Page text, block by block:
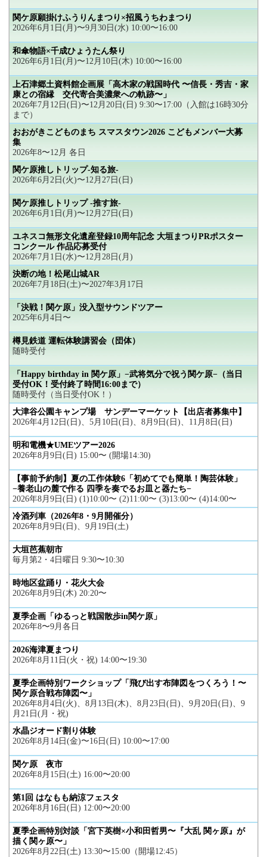
関ケ原願掛けふうりんまつり×招風うちわまつり
2026年6月1日(月)〜9月30日(水) 10:00〜16:00
和傘物語×千成ひょうたん祭り
2026年6月1日(月)〜12月10日(木) 10:00〜16:00
上石津郷土資料館企画展「高木家の戦国時代 〜信長・秀吉・家
康との宿縁 交代寄合美濃衆への軌跡〜」
2026年7月12日(日)〜12月20日(日) 9:30〜17:00（入館は16時30分
まで）
おおがきこどものまち スマスタウン2026 こどもメンバー大募
集
2026年8〜12月 各日
関ケ原推しトリップ-知る旅-
2026年6月2日(火)〜12月27日(日)
関ケ原推しトリップ -推す旅-
2026年6月1日(月)〜12月27日(日)
ユネスコ無形文化遺産登録10周年記念 大垣まつりPRポスター
コンクール 作品応募受付
2026年7月1日(水)〜12月28日(月)
決断の地！松尾山城AR
2026年7月18日(土)〜2027年3月17日
「決戦！関ケ原」没入型サウンドツアー
2025年6月4日〜
樽見鉄道 運転体験講習会（団体）
随時受付
「Happy birthday in 関ケ原」−武将気分で祝う関ケ原−（当日
受付OK！受付終了時間16:00まで）
随時受付（当日受付OK！）
大津谷公園キャンプ場 サンデーマーケット【出店者募集中】
2026年4月12日(日)、5月10日(日)、8月9日(日)、11月8日(日)
明和電機★UMEツアー2026
2026年8月9日(日) 15:00〜 (開場14:30)
【事前予約制】夏の工作体験6「初めてでも簡単！陶芸体験」
−養老山の麓で作る 四季を奏でるお皿と器たち−
2026年8月9日(日) (1)10:00〜 (2)11:00〜 (3)13:00〜 (4)14:00〜
冷酒列車（2026年8・9月開催分）
2026年8月9日(日)、9月19日(土)
大垣芭蕉朝市
毎月第2・4日曜日 9:30〜10:30
時地区盆踊り・花火大会
2026年8月9日(木) 20:20〜
夏季企画「ゆるっと戦国散歩in関ケ原」
2026年8〜9月各日
2026海津夏まつり
2026年8月11日(火・祝) 14:00〜19:30
夏季企画特別ワークショップ「飛び出す布陣図をつくろう！〜
関ケ原合戦布陣図〜」
2026年8月4日(火)、8月13日(木)、8月23日(日)、9月20日(日)、9
月21日(月・祝)
水晶ジオード割り体験
2026年8月14日(金)〜16日(日) 10:00〜17:00
関ケ原 夜市
2026年8月15日(土) 16:00〜20:00
第1回 はなもも納涼フェスタ
2026年8月16日(日) 12:00〜20:00
夏季企画特別対談「宮下英樹×小和田哲男〜『大乱 関ヶ原』が
描く関ヶ原〜」
2026年8月22日(土) 13:30〜15:00（開場12:45）